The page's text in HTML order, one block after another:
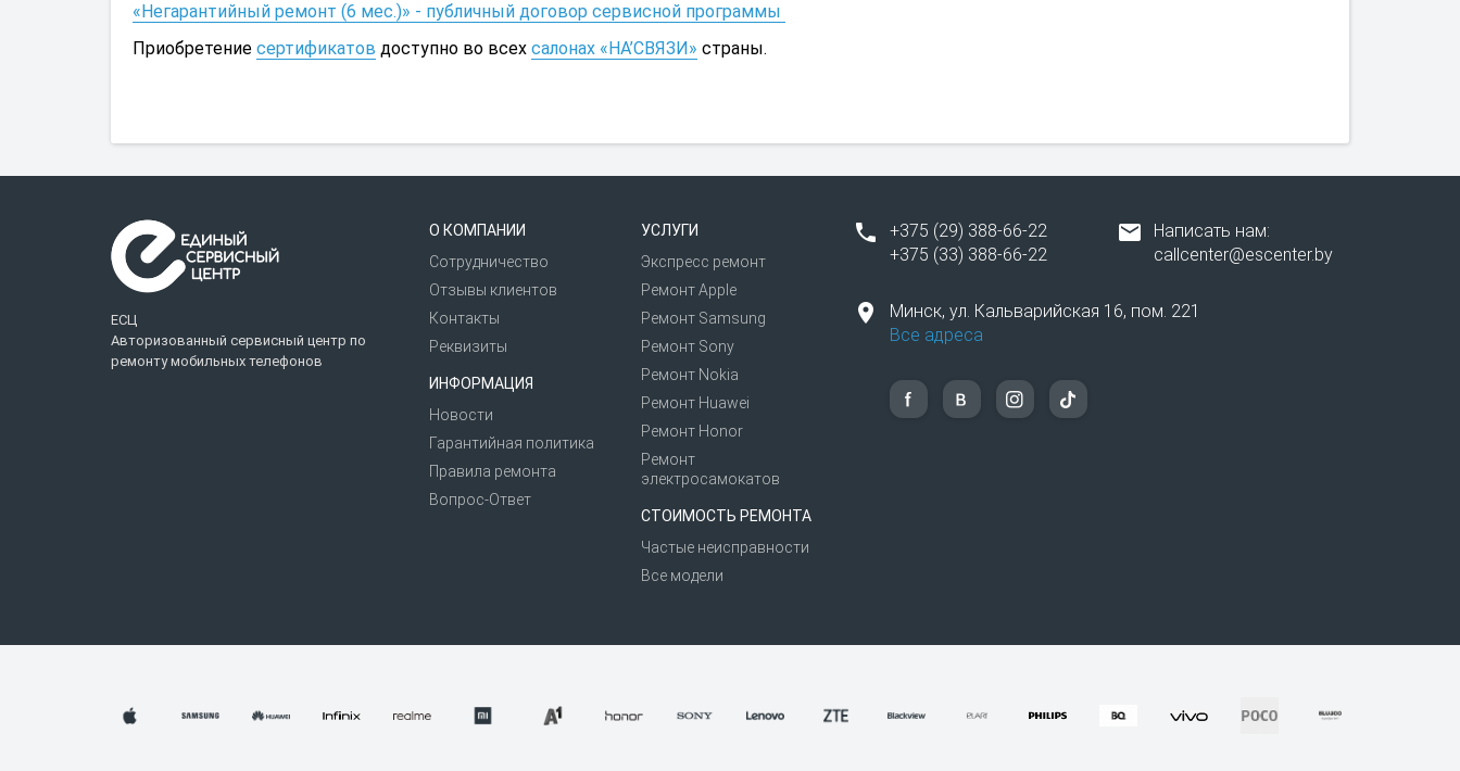
«Негарантийный ремонт (6 мес.)» - публичный договор сервисной программы
Приобретение сертификатов доступно во всех салонах «НА’СВЯЗИ» страны.
ЕСЦ
Авторизованный сервисный центр по
ремонту мобильных телефонов
О КОМПАНИИ
Сотрудничество
Отзывы клиентов
Контакты
Реквизиты
ИНФОРМАЦИЯ
Новости
Гарантийная политика
Правила ремонта
Вопрос-Ответ
УСЛУГИ
Экспресс ремонт
Ремонт Apple
Ремонт Samsung
Ремонт Sony
Ремонт Nokia
Ремонт Huawei
Ремонт Honor
Ремонт
электросамокатов
СТОИМОСТЬ РЕМОНТА
Частые неисправности
Все модели
+375 (29) 388-66-22
+375 (33) 388-66-22
Написать нам:
callcenter@escenter.by
Минск, ул. Кальварийская 16, пом. 221
Все адреса